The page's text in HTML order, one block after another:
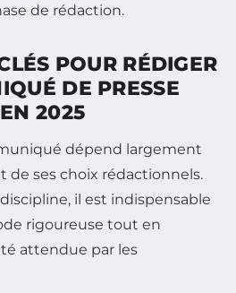
de rédaction.
POUR RÉDIGER
DE PRESSE
2025
dépend largement
de ses choix rédactionnels.
il est indispensable
rigoureuse tout en
attendue par les